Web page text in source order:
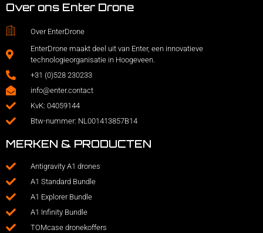
Over ons Enter Drone
Over EnterDrone
EnterDrone maakt deel uit van Enter, een innovatieve
technologieorganisatie in Hoogeveen.
+31 (0)528 230233
info@enter.contact
KvK: 04059144
Btw-nummer: NL001413857B14
MERKEN & PRODUCTEN
Antigravity A1 drones
A1 Standard Bundle
A1 Explorer Bundle
A1 Infinity Bundle
TOMcase dronekoffers